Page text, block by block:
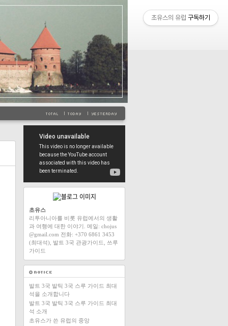
초유스
리투아니아를 비롯 유럽에서의 생활
과 여행에 대한 이야기. 메일: chojus
@gmail.com 전화: +370 6861 3453
(최대석), 발트 3국 관광가이드, 쓰루
가이드
발트 3국 발틱 3국 스루 가이드 최대
석을 소개합니다
발트 3국 발틱 3국 스루 가이드 최대
석 소개
초유스가 쓴 유럽의 중앙
초유스의 유럽 구독하기